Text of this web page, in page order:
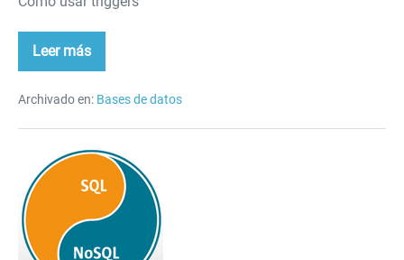
Leer más
Triggers
Archivado en: Bases de datos
Actualizar
salarios